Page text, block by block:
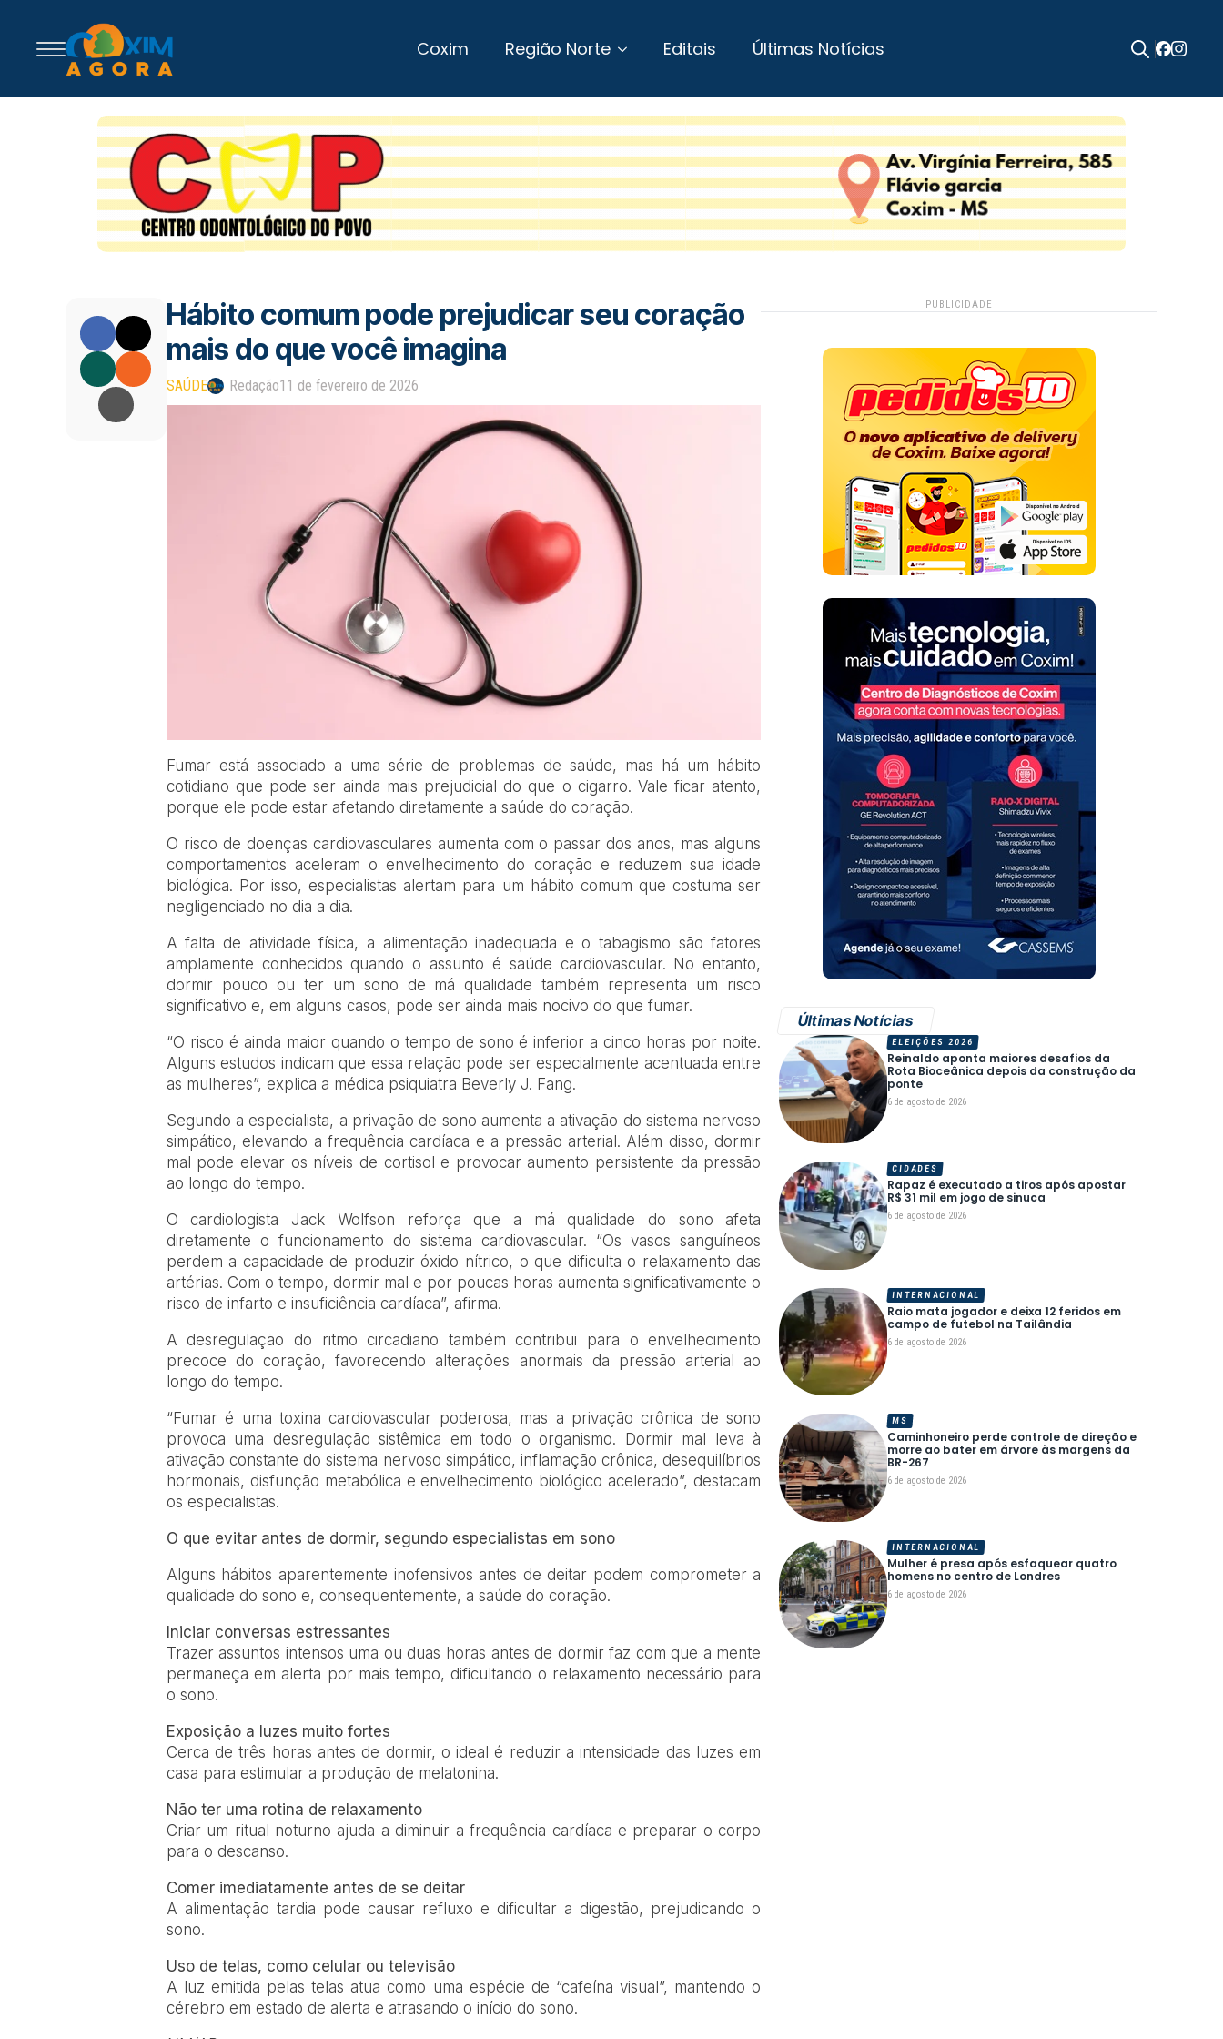
Coxim Região Norte Editais Últimas Notícias
Hábito comum pode prejudicar seu coração
mais do que você imagina
SAÚDE Redação11 de fevereiro de 2026
Fumar está associado a uma série de problemas de saúde, mas há um hábito
cotidiano que pode ser ainda mais prejudicial do que o cigarro. Vale ficar atento,
porque ele pode estar afetando diretamente a saúde do coração.
O risco de doenças cardiovasculares aumenta com o passar dos anos, mas alguns
comportamentos aceleram o envelhecimento do coração e reduzem sua idade
biológica. Por isso, especialistas alertam para um hábito comum que costuma ser
negligenciado no dia a dia.
A falta de atividade física, a alimentação inadequada e o tabagismo são fatores
amplamente conhecidos quando o assunto é saúde cardiovascular. No entanto,
dormir pouco ou ter um sono de má qualidade também representa um risco
significativo e, em alguns casos, pode ser ainda mais nocivo do que fumar.
“O risco é ainda maior quando o tempo de sono é inferior a cinco horas por noite.
Alguns estudos indicam que essa relação pode ser especialmente acentuada entre
as mulheres”, explica a médica psiquiatra Beverly J. Fang.
Segundo a especialista, a privação de sono aumenta a ativação do sistema nervoso
simpático, elevando a frequência cardíaca e a pressão arterial. Além disso, dormir
mal pode elevar os níveis de cortisol e provocar aumento persistente da pressão
ao longo do tempo.
O cardiologista Jack Wolfson reforça que a má qualidade do sono afeta
diretamente o funcionamento do sistema cardiovascular. “Os vasos sanguíneos
perdem a capacidade de produzir óxido nítrico, o que dificulta o relaxamento das
artérias. Com o tempo, dormir mal e por poucas horas aumenta significativamente o
risco de infarto e insuficiência cardíaca”, afirma.
A desregulação do ritmo circadiano também contribui para o envelhecimento
precoce do coração, favorecendo alterações anormais da pressão arterial ao
longo do tempo.
“Fumar é uma toxina cardiovascular poderosa, mas a privação crônica de sono
provoca uma desregulação sistêmica em todo o organismo. Dormir mal leva à
ativação constante do sistema nervoso simpático, inflamação crônica, desequilíbrios
hormonais, disfunção metabólica e envelhecimento biológico acelerado”, destacam
os especialistas.
O que evitar antes de dormir, segundo especialistas em sono
Alguns hábitos aparentemente inofensivos antes de deitar podem comprometer a
qualidade do sono e, consequentemente, a saúde do coração.
Iniciar conversas estressantes
Trazer assuntos intensos uma ou duas horas antes de dormir faz com que a mente
permaneça em alerta por mais tempo, dificultando o relaxamento necessário para
o sono.
Exposição a luzes muito fortes
Cerca de três horas antes de dormir, o ideal é reduzir a intensidade das luzes em
casa para estimular a produção de melatonina.
Não ter uma rotina de relaxamento
Criar um ritual noturno ajuda a diminuir a frequência cardíaca e preparar o corpo
para o descanso.
Comer imediatamente antes de se deitar
A alimentação tardia pode causar refluxo e dificultar a digestão, prejudicando o
sono.
Uso de telas, como celular ou televisão
A luz emitida pelas telas atua como uma espécie de “cafeína visual”, mantendo o
cérebro em estado de alerta e atrasando o início do sono.
PUBLICIDADE
Últimas Notícias
Reinaldo aponta maiores desafios da
Rota Bioceânica depois da construção da
ponte
6 de agosto de 2026
ELEIÇÕES 2026
Rapaz é executado a tiros após apostar
R$ 31 mil em jogo de sinuca
6 de agosto de 2026
CIDADES
Raio mata jogador e deixa 12 feridos em
campo de futebol na Tailândia
6 de agosto de 2026
INTERNACIONAL
Caminhoneiro perde controle de direção e
morre ao bater em árvore às margens da
BR-267
6 de agosto de 2026
MS
Mulher é presa após esfaquear quatro
homens no centro de Londres
6 de agosto de 2026
INTERNACIONAL